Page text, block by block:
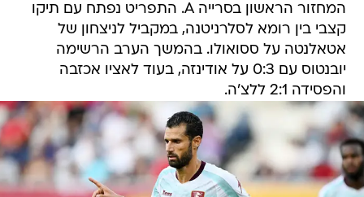
המחזור הראשון בסרייה A. התפריט נפתח עם תיקו
קצבי בין רומא לסלרניטנה, במקביל לניצחון של
אטאלנטה על ססואולו. בהמשך הערב הרשימה
יובנטוס עם 0:3 על אודינזה, בעוד לאציו אכזבה
והפסידה 2:1 ללצ'ה.